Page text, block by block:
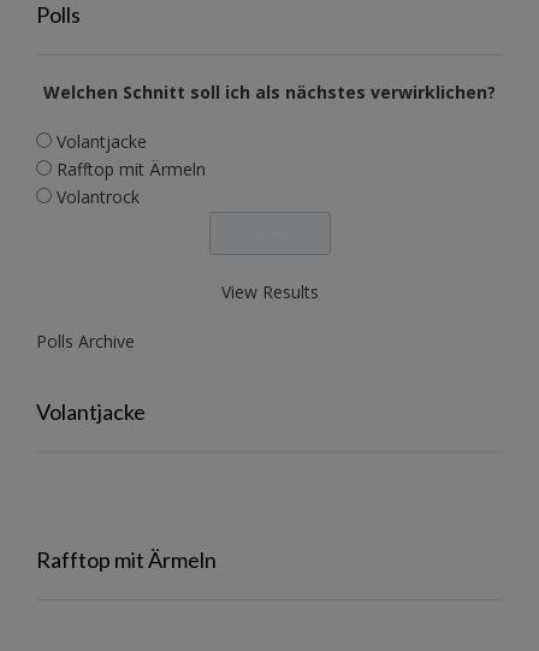
Polls
Welchen Schnitt soll ich als nächstes verwirklichen?
Volantjacke
Rafftop mit Ärmeln
Volantrock
View Results
Polls Archive
Volantjacke
Rafftop mit Ärmeln